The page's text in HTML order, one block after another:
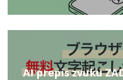
AI prepis zvuku